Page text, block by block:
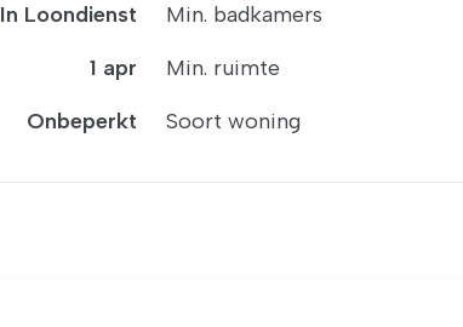
In Loondienst
1 apr
Onbeperkt
Min. badkamers
Min. ruimte
Soort woning